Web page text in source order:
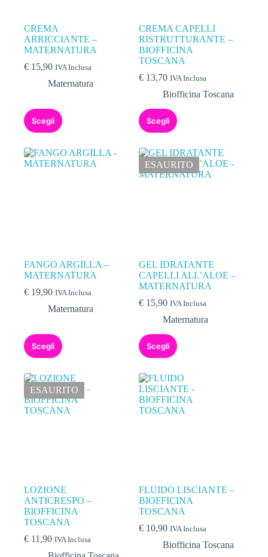
CREMA
ARRICCIANTE –
MATERNATURA
€ 15,90 IVA Inclusa
Maternatura
Scegli
CREMA CAPELLI
RISTRUTTURANTE –
BIOFFICINA
TOSCANA
€ 13,70 IVA Inclusa
Biofficina Toscana
Scegli
FANGO ARGILLA –
MATERNATURA
€ 19,90 IVA Inclusa
Maternatura
Scegli
ESAURITO
GEL IDRATANTE
CAPELLI ALL’ALOE –
MATERNATURA
€ 15,90 IVA Inclusa
Maternatura
Scegli
ESAURITO
LOZIONE
ANTICRESPO –
BIOFFICINA
TOSCANA
€ 11,90 IVA Inclusa
FLUIDO LISCIANTE –
BIOFFICINA
TOSCANA
€ 10,90 IVA Inclusa
Biofficina Toscana